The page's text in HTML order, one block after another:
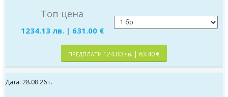
Топ цена
1234.13 лв. | 631.00 €
ПРЕДПЛАТИ 124.00 лв. | 63.40 €
Дата: 28.08.26 г.